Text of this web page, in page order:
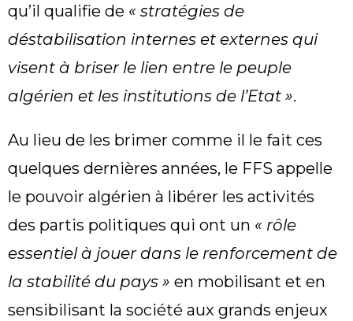
qu’il qualifie de « stratégies de
déstabilisation internes et externes qui
visent à briser le lien entre le peuple
algérien et les institutions de l’Etat ».
Au lieu de les brimer comme il le fait ces
quelques dernières années, le FFS appelle
le pouvoir algérien à libérer les activités
des partis politiques qui ont un « rôle
essentiel à jouer dans le renforcement de
la stabilité du pays » en mobilisant et en
sensibilisant la société aux grands enjeux